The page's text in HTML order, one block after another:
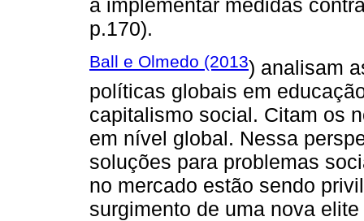
a implementar medidas
p.170).
Ball e Olmedo (2013) analisam
políticas globais em
capitalismo social. Citam os
em nível global. Nessa
soluções para problemas
no mercado estão sendo
surgimento de uma nova